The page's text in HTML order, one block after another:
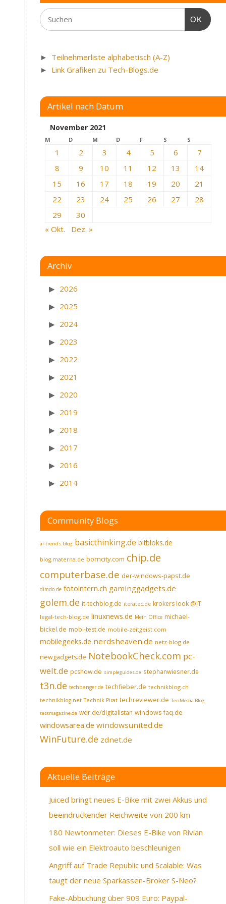
OK
► Teilnehmerliste alphabetisch (A-Z)
► Link Grafiken zu Tech-Blogs.de
Artikel nach Datum
November 2021
M D M D F S S
1 2 3 4 5 6
7
8
9 10 11 12 13
14
15
16 17 18 19 20
21
22
23 24 25 26 27
28
29
30
« Okt.
Dez. »
Archiv
2026
2025
2024
2023
2022
2021
2020
2019
2018
2017
2016
2014
Community Blogs
ai-trends.blog basicthinking.de bitbloks.de
blog.materna.de borncity.com chip.de
computerbase.de der-windows-papst.de
dimdo.de fotointern.ch gaminggadgets.de
golem.de it-techblog.de iteratec.de krokers look @IT
legal-tech-blog.de linuxnews.de Mein Office michael-
bickel.de mobi-test.de mobile-zeitgeist.com
mobilegeeks.de nerdsheaven.de netz-blog.de
newgadgets.de NotebookCheck.com pc-
welt.de pcshow.de simpleguides.de stephanwiesner.de
t3n.de techbanger.de techfieber.de technikblog.ch
technikblog.net Technik Pirat techreviewer.de TenMedia Blog
testmagazine.de wdr.de/digitalistan windows-faq.de
windowsarea.de windowsunited.de
WinFuture.de zdnet.de
Aktuelle Beiträge
Juiced bringt neues E-Bike mit zwei Akkus und
beeindruckender Reichweite von 200 km
180 Newtonmeter: Dieses E-Bike von Rivian
soll wie ein Elektroauto beschleunigen
Angriff auf Trade Republic und Scalable: Was
taugt der neue Sparkassen-Broker S-Neo?
Fake-Abbuchung über 909 Euro: Paypal-